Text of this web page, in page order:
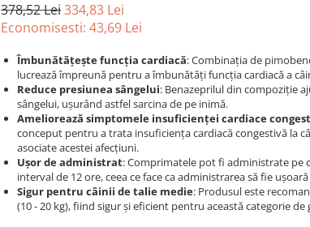
378,52 Lei334,83 Lei
Economisesti: 43,69 Lei
Îmbunătățește funcția cardiacă: Combinația de
lucrează împreună pentru a îmbunătăți funcția cardiacă a
Reduce presiunea sângelui: Benazeprilul din compoziție
sângelui, ușurând astfel sarcina de pe inimă.
Ameliorează simptomele insuficienței cardiace
conceput pentru a trata insuficiența cardiacă congestivă la
asociate acestei afecțiuni.
Ușor de administrat: Comprimatele pot fi administrate pe
interval de 12 ore, ceea ce face ca administrarea să fie
Sigur pentru câinii de talie medie: Produsul este
(10 - 20 kg), fiind sigur și eficient pentru această categorie de